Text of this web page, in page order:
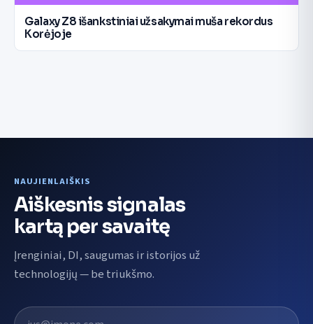
Galaxy Z8 išankstiniai užsakymai muša rekordus
Korėjoje
NAUJIENLAIŠKIS
Aiškesnis signalas
kartą per savaitę
Įrenginiai, DI, saugumas ir istorijos už
technologijų — be triukšmo.
El. pašto adresas